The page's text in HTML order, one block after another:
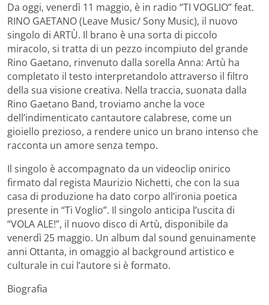
Da oggi, venerdì 11 maggio, è in radio “TI VOGLIO” feat.
RINO GAETANO (Leave Music/ Sony Music), il nuovo
singolo di ARTÙ. Il brano è una sorta di piccolo
miracolo, si tratta di un pezzo incompiuto del grande
Rino Gaetano, rinvenuto dalla sorella Anna: Artù ha
completato il testo interpretandolo attraverso il filtro
della sua visione creativa. Nella traccia, suonata dalla
Rino Gaetano Band, troviamo anche la voce
dell’indimenticato cantautore calabrese, come un
gioiello prezioso, a rendere unico un brano intenso che
racconta un amore senza tempo.
Il singolo è accompagnato da un videoclip onirico
firmato dal regista Maurizio Nichetti, che con la sua
casa di produzione ha dato corpo all’ironia poetica
presente in “Ti Voglio”. Il singolo anticipa l’uscita di
“VOLA ALE!”, il nuovo disco di Artù, disponibile da
venerdì 25 maggio. Un album dal sound genuinamente
anni Ottanta, in omaggio al background artistico e
culturale in cui l’autore si è formato.
Biografia